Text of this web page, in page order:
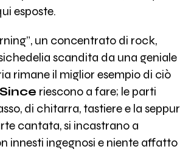
esposte.
un concentrato di rock,
scandita da una geniale
rimane il miglior esempio di ciò
riescono a fare; le parti
di chitarra, tastiere e la seppur
cantata, si incastrano a
innesti ingegnosi e niente affatto